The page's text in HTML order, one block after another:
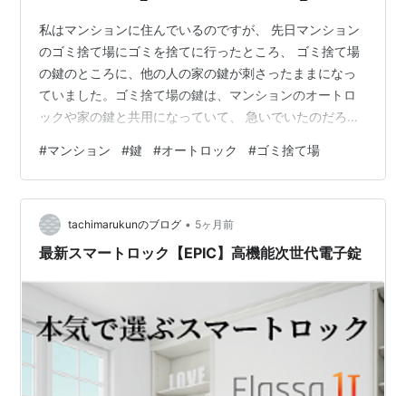
私はマンションに住んでいるのですが、 先日マンション
のゴミ捨て場にゴミを捨てに行ったところ、 ゴミ捨て場
の鍵のところに、他の人の家の鍵が刺さったままになっ
ていました。ゴミ捨て場の鍵は、マンションのオートロ
ックや家の鍵と共用になっていて、 急いでいたのだろう
忘れてしまったようです。 私も結構急いでいて、この瞬
間色々悩みました。 管理人さんもいる時はいるんです
が、 この時間帯はいない時間帯でした。 こんな状況の
時、皆さんならどうしますか？ ① このまま放置してお
く ② 管理会社に連絡する ③ 警察に届ける ④ いったん
#マンション #鍵 #オートロック #ゴミ捨て場
tachimarukunのブログ • 5ヶ月前
最新スマートロック【EPIC】高機能次世代電子錠